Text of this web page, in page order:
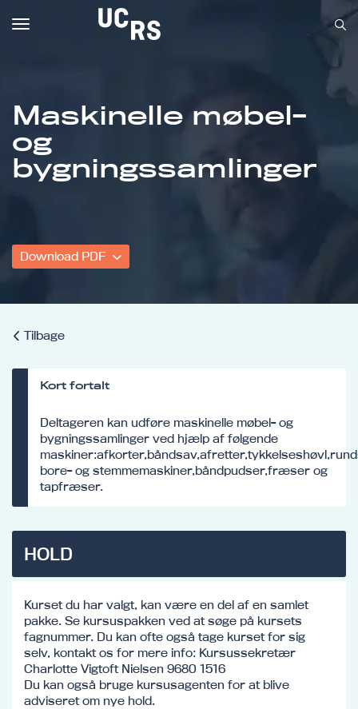
Om UCRS
Bliv faglært
Maskinelle møbel-
og
bygningssamlinger
Download PDF
Tilbage
Kort fortalt
Deltageren kan udføre maskinelle møbel- og
bygningssamlinger ved hjælp af følgende
bore- og stemmemaskiner,båndpudser,fræser og
tapfræser.
HOLD
Kurset du har valgt, kan være en del af en samlet
pakke. Se kursuspakken ved at søge på kursets
fagnummer. Du kan ofte også tage kurset for sig
selv, kontakt os for mere info: Kursussekretær
Charlotte Vigtoft Nielsen 9680 1516
Du kan også bruge kursusagenten for at blive
adviseret om nye hold.